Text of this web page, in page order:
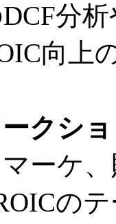
分
向上
クシ
ーケ
の